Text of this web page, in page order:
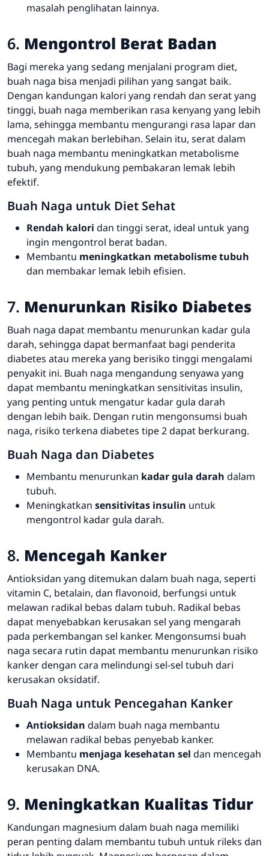
masalah penglihatan lainnya.
6. Mengontrol Berat Badan
Bagi mereka yang sedang menjalani program diet,
buah naga bisa menjadi pilihan yang sangat baik.
Dengan kandungan kalori yang rendah dan serat yang
tinggi, buah naga memberikan rasa kenyang yang lebih
lama, sehingga membantu mengurangi rasa lapar dan
mencegah makan berlebihan. Selain itu, serat dalam
buah naga membantu meningkatkan metabolisme
tubuh, yang mendukung pembakaran lemak lebih
efektif.
Buah Naga untuk Diet Sehat
Rendah kalori dan tinggi serat, ideal untuk yang
ingin mengontrol berat badan.
Membantu meningkatkan metabolisme tubuh
dan membakar lemak lebih efisien.
7. Menurunkan Risiko Diabetes
Buah naga dapat membantu menurunkan kadar gula
darah, sehingga dapat bermanfaat bagi penderita
diabetes atau mereka yang berisiko tinggi mengalami
penyakit ini. Buah naga mengandung senyawa yang
dapat membantu meningkatkan sensitivitas insulin,
yang penting untuk mengatur kadar gula darah
dengan lebih baik. Dengan rutin mengonsumsi buah
naga, risiko terkena diabetes tipe 2 dapat berkurang.
Buah Naga dan Diabetes
Membantu menurunkan kadar gula darah dalam
tubuh.
Meningkatkan sensitivitas insulin untuk
mengontrol kadar gula darah.
8. Mencegah Kanker
Antioksidan yang ditemukan dalam buah naga, seperti
vitamin C, betalain, dan flavonoid, berfungsi untuk
melawan radikal bebas dalam tubuh. Radikal bebas
dapat menyebabkan kerusakan sel yang mengarah
pada perkembangan sel kanker. Mengonsumsi buah
naga secara rutin dapat membantu menurunkan risiko
kanker dengan cara melindungi sel-sel tubuh dari
kerusakan oksidatif.
Buah Naga untuk Pencegahan Kanker
Antioksidan dalam buah naga membantu
melawan radikal bebas penyebab kanker.
Membantu menjaga kesehatan sel dan mencegah
kerusakan DNA.
9. Meningkatkan Kualitas Tidur
Kandungan magnesium dalam buah naga memiliki
peran penting dalam membantu tubuh untuk rileks dan